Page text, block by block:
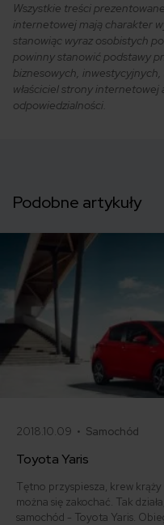
Wszystkie treści
internetowej mają charakter
stanowiąc wyraz osobistych
powinny stanowić podstawy
biznesowych,
właściciel strony
odpowiedzialności.
Podobne artykuły
2018.10.09 • Samochód
Toyota Yaris
Tętno przyspiesza, krew
można się zakochać. Tak
samochód - Toyota Yaris.